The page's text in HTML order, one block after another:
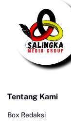
Tentang Kami
Box Redaksi